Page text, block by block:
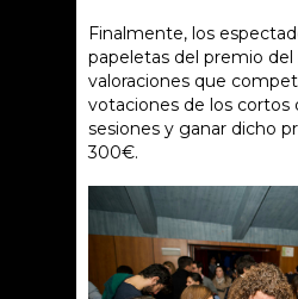
Finalmente, los
papeletas del premio
valoraciones que
votaciones de los cortos
sesiones y ganar dicho
300€.